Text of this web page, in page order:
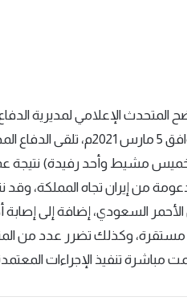
1442هـ، الموافق 5
مشيط وأحد رفيدة) نتيجة
السعودي، إضافة إلى إصابة
مستقرة، وكذلك تضرر عدد من
مباشرة تنفيذ الإجراءات